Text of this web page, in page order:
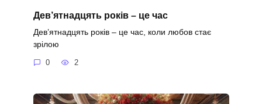
Дев’ятнадцять років – це час
Дев’ятнадцять років – це час, коли любов стає
зрілою
0 2